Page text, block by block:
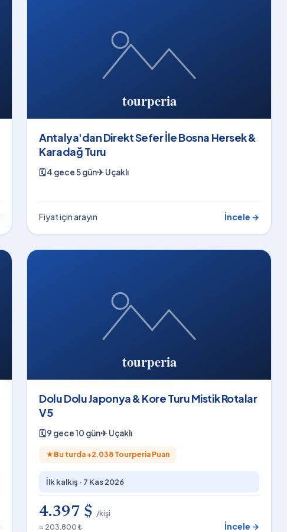
Antalya'dan Direkt Sefer İle Bosna Hersek &
Karadağ Turu
🗓4 gece 5 gün✈Uçaklı
Fiyat için arayın İncele →
Dolu Dolu Japonya & Kore Turu Mistik Rotalar
V5
🗓9 gece 10 gün✈Uçaklı
★ Bu turda +2.038 Tourperia Puan
İlk kalkış · 7 Kas 2026
4.397 $ /kişi
≈ 203.800 ₺
İncele →